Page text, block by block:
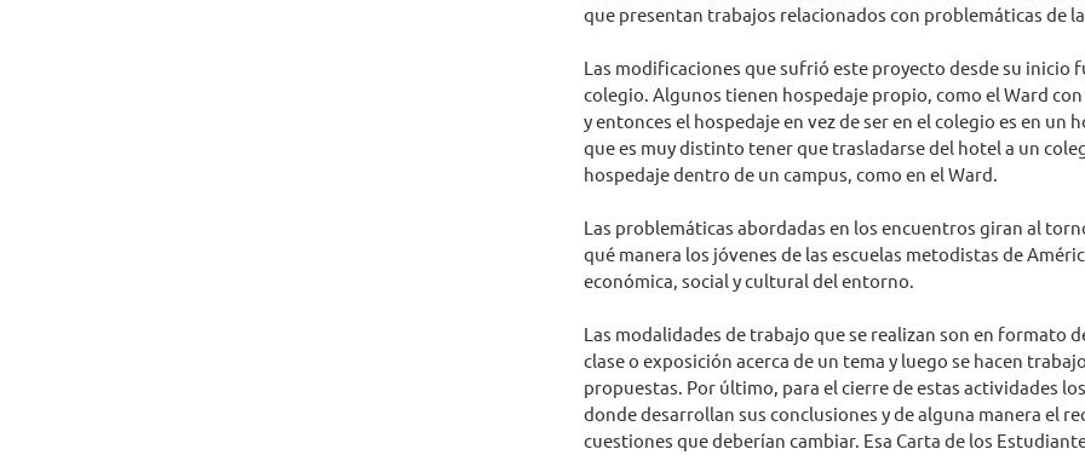
que presentan trabajos relacionados con problemáticas de
Las modificaciones que sufrió este proyecto desde su inicio
colegio. Algunos tienen hospedaje propio, como el Ward
y entonces el hospedaje en vez de ser en el colegio es en un
que es muy distinto tener que trasladarse del hotel a un
hospedaje dentro de un campus, como en el Ward.
Las problemáticas abordadas en los encuentros giran al
qué manera los jóvenes de las escuelas metodistas de
económica, social y cultural del entorno.
Las modalidades de trabajo que se realizan son en formato
clase o exposición acerca de un tema y luego se hacen
propuestas. Por último, para el cierre de estas actividades
donde desarrollan sus conclusiones y de alguna manera el
cuestiones que deberían cambiar. Esa Carta de los